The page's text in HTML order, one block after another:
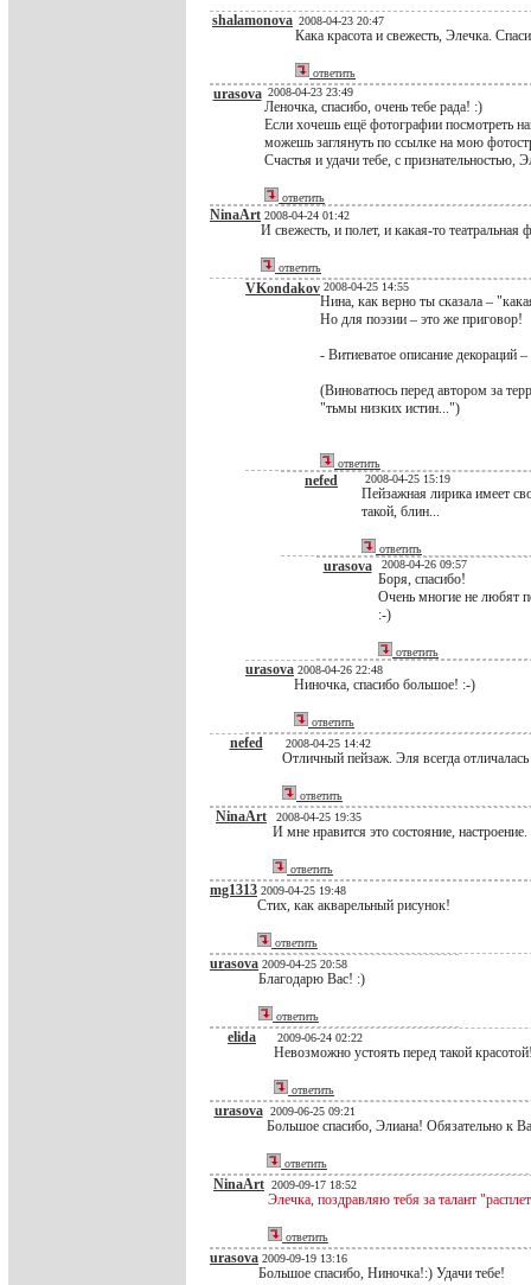
shalamonova 2008-04-23 20:47
Кака красота и свежесть, Элечка.
ответить
urasova 2008-04-23 23:49
Леночка, спасибо, очень тебе рада! :)
Если хочешь ещё фотографии посмотреть
можешь заглянуть по ссылке на мою
Счастья и удачи тебе, с признательностью,
ответить
NinaArt 2008-04-24 01:42
И свежесть, и полет, и какая-то театральная
ответить
VKondakov 2008-04-25 14:55
Нина, как верно ты сказала –
Но для поэзии – это же приговор!
- Витиеватое описание декораций
(Виноватюсь перед автором за
"тьмы низких истин...")
ответить
nefed 2008-04-25 15:19
Пейзажная лирика имеет
такой, блин...
ответить
urasova 2008-04-26 09:57
Боря, спасибо!
Очень многие не любят
:-)
ответить
urasova 2008-04-26 22:48
Ниночка, спасибо большое! :-)
ответить
nefed 2008-04-25 14:42
Отличный пейзаж. Эля всегда
ответить
NinaArt 2008-04-25 19:35
И мне нравится это состояние,
ответить
mg1313 2009-04-25 19:48
Стих, как акварельный рисунок!
ответить
urasova 2009-04-25 20:58
Благодарю Вас! :)
ответить
elida 2009-06-24 02:22
Невозможно устоять перед такой
ответить
urasova 2009-06-25 09:21
Большое спасибо, Элиана! Обязательно к
ответить
NinaArt 2009-09-17 18:52
Элечка, поздравляю тебя за талант
ответить
urasova 2009-09-19 13:16
Большое спасибо, Ниночка!:) Удачи тебе!